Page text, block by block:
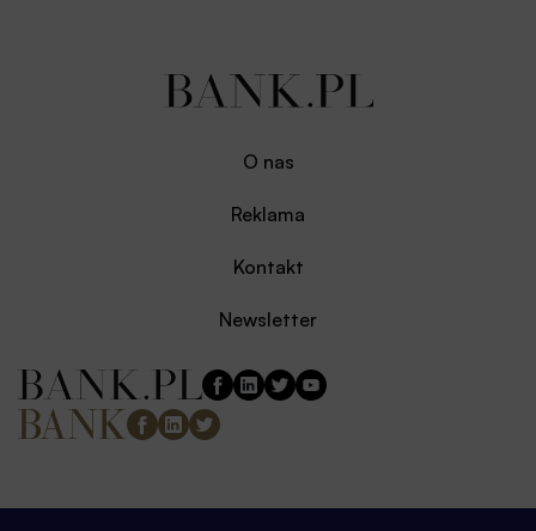
O nas
Reklama
Kontakt
Newsletter